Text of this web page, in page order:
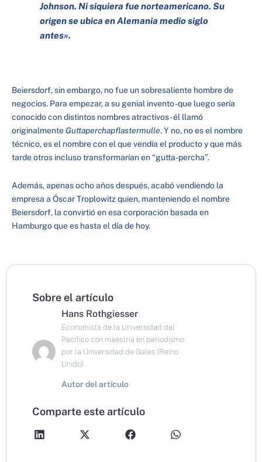
Johnson. Ni siquiera fue norteamericano. Su
origen se ubica en Alemania medio siglo
antes».
Beiersdorf, sin embargo, no fue un sobresaliente hombre de
negocios. Para empezar, a su genial invento -que luego sería
conocido con distintos nombres atractivos- él llamó
originalmente Guttaperchapflastermulle. Y no, no es el nombre
técnico, es el nombre con el que vendía el producto y que más
tarde otros incluso transformarían en “gutta-percha”.
Además, apenas ocho años después, acabó vendiendo la
empresa a Óscar Troplowitz quien, manteniendo el nombre
Beiersdorf, la convirtió en esa corporación basada en
Hamburgo que es hasta el día de hoy.
Sobre el artículo
Hans Rothgiesser
Economista de la Universidad del
Pacífico con maestría en periodismo
por la Universidad de Gales (Reino
Unido).
Autor del artículo
Comparte este artículo